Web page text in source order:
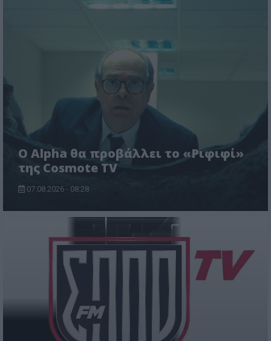
Ο Alpha θα προβάλλει το «Ριφιφί»
της Cosmote TV
07.08.2026 - 08:28